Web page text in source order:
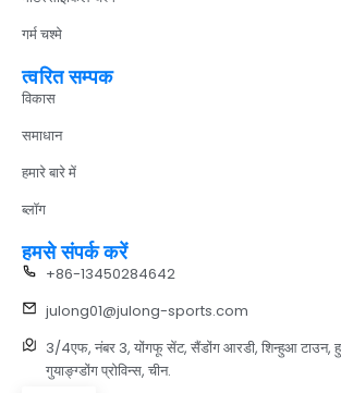
गर्म चश्मे
त्वरित सम्पक
विकास
समाधान
हमारे बारे में
ब्लॉग
हमसे संपर्क करें
+86-13450284642
julong01@julong-sports.com
3/4एफ, नंबर 3, योंगफू सेंट, सैंडोंग आरडी, शिन्हुआ टाउन,
गुयाङ्ग्डोंग प्रोविन्स, चीन.